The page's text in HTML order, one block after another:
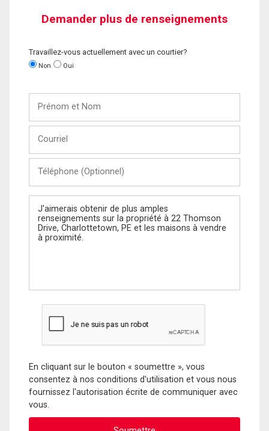
Demander plus de renseignements
Travaillez-vous actuellement avec un courtier?
Non Oui
Nom
(Optionnel)
Message
En cliquant sur le bouton « soumettre », vous
consentez à nos conditions d'utilisation et vous nous
fournissez l'autorisation écrite de communiquer avec
vous.